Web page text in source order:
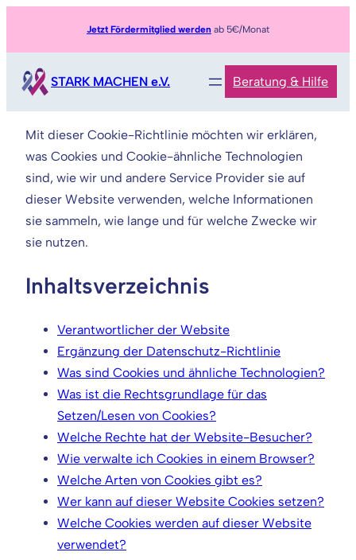
Jetzt Fördermitglied werden ab 5€/Monat
STARK MACHEN e.V. Beratung & Hilfe
Mit dieser Cookie-Richtlinie möchten wir erklären,
was Cookies und Cookie-ähnliche Technologien
sind, wie wir und andere Service Provider sie auf
dieser Website verwenden, welche Informationen
sie sammeln, wie lange und für welche Zwecke wir
sie nutzen.
Inhaltsverzeichnis
Verantwortlicher der Website
Ergänzung der Datenschutz-Richtlinie
Was sind Cookies und ähnliche Technologien?
Was ist die Rechtsgrundlage für das
Setzen/Lesen von Cookies?
Welche Rechte hat der Website-Besucher?
Wie verwalte ich Cookies in einem Browser?
Welche Arten von Cookies gibt es?
Wer kann auf dieser Website Cookies setzen?
Welche Cookies werden auf dieser Website
verwendet?